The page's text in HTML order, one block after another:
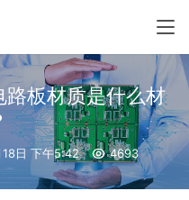
板材质是什么材
日 下午5:42 4693